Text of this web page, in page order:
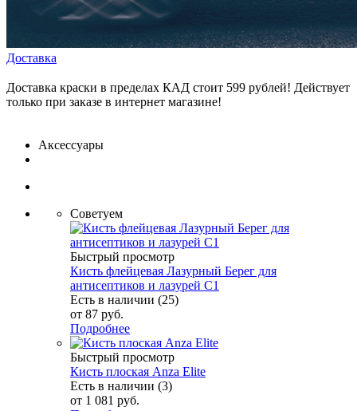
Доставка
Доставка краски в пределах КАД стоит 599 рублей! Действует
только при заказе в интернет магазине!
Аксессуары
Советуем
Быстрый просмотр
Кисть флейцевая Лазурный Берег для
антисептиков и лазурей C1
Есть в наличии (25)
от 87 руб.
Подробнее
Быстрый просмотр
Кисть плоская Anza Elite
Есть в наличии (3)
от 1 081 руб.